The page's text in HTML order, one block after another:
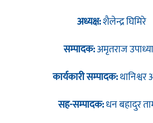
अध्यक्ष:शैलेन्द्र घिमिरे
सम्पादक:अमृतराज
कार्यकारी सम्पादक:थानिश्वर
सह-सम्पादक:धन बहादुर